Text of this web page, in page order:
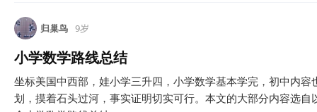
归巢鸟 9岁
小学数学路线总结
坐标美国中西部，娃小学三升四，小学数学基本学完，初中内
划，摸着石头过河，事实证明切实可行。本文的大部分内容选